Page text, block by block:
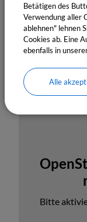
Termine
Bitte
Betätigen des
Verwendung aller
ablehnen" lehnen
Cookies ab. Eine
ebenfalls in
Alle